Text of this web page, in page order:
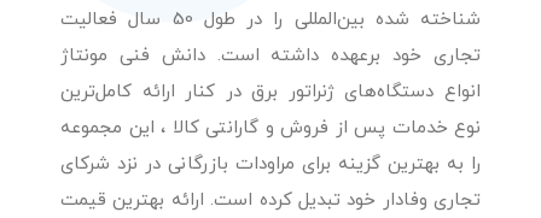
شناخته شده بین‌المللی را در طول 50 سال فعالیت
تجاری خود برعهده داشته است. دانش فنی مونتاژ
انواع دستگاه‌های ژنراتور برق در کنار ارائه کامل‌ترین
نوع خدمات پس از فروش و گارانتی کالا ، این مجموعه
را به بهترین گزینه برای مراودات بازرگانی در نزد شرکای
تجاری وفادار خود تبدیل کرده است. ارائه بهترین قیمت